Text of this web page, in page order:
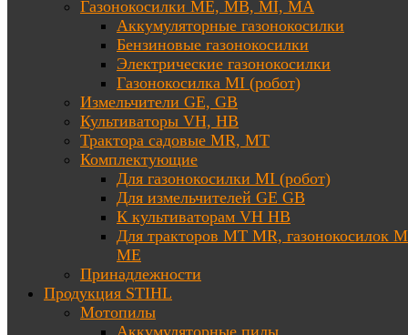
Газонокосилки ME, MB, MI, MA
Аккумуляторные газонокосилки
Бензиновые газонокосилки
Электрические газонокосилки
Газонокосилка MI (робот)
Измельчители GE, GB
Культиваторы VH, HB
Трактора садовые MR, MT
Комплектующие
Для газонокосилки MI (робот)
Для измельчителей GE GB
К культиваторам VH HB
Для тракторов МТ MR, газонокосилок
ME
Принадлежности
Продукция STIHL
Мотопилы
Аккумуляторные пилы